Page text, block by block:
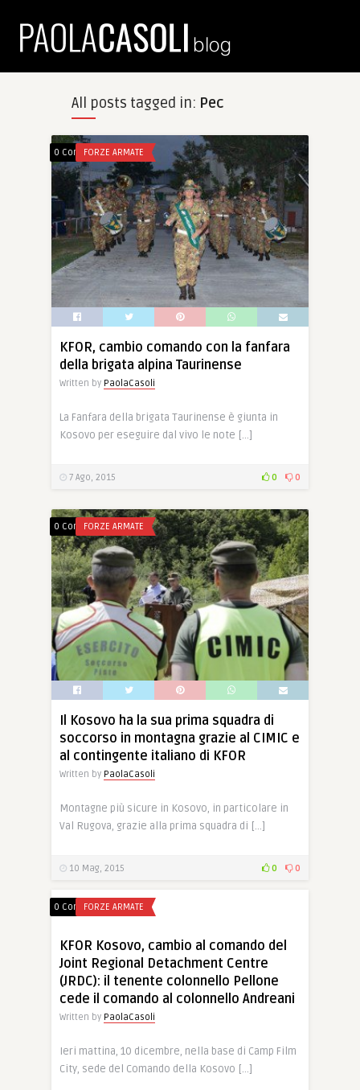
All posts tagged in: Pec
0 CommentsFORZE ARMATE
KFOR, cambio comando con la fanfara
della brigata alpina Taurinense
Written by PaolaCasoli
La Fanfara della brigata Taurinense è giunta in
Kosovo per eseguire dal vivo le note […]
7 Ago, 2015 0 0
0 CommentsFORZE ARMATE
Il Kosovo ha la sua prima squadra di
soccorso in montagna grazie al CIMIC e
al contingente italiano di KFOR
Written by PaolaCasoli
Montagne più sicure in Kosovo, in particolare in
Val Rugova, grazie alla prima squadra di […]
10 Mag, 2015 0 0
0 CommentsFORZE ARMATE
KFOR Kosovo, cambio al comando del
Joint Regional Detachment Centre
(JRDC): il tenente colonnello Pellone
cede il comando al colonnello Andreani
Written by PaolaCasoli
Ieri mattina, 10 dicembre, nella base di Camp Film
City, sede del Comando della Kosovo […]